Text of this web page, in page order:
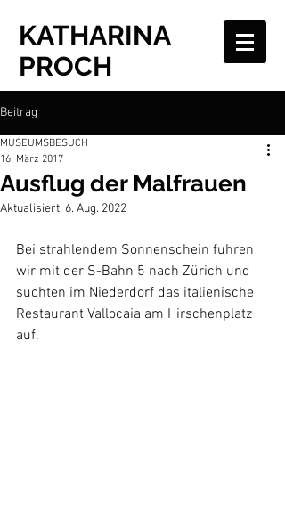
KATHARINA
PROCH
Beitrag
Ausflug der Malfrauen
MUSEUMSBESUCH
16. März 2017
Aktualisiert: 6. Aug. 2022
Bei strahlendem Sonnenschein fuhren
wir mit der S-Bahn 5 nach Zürich und
suchten im Niederdorf das italienische
Restaurant Vallocaia am Hirschenplatz
auf.